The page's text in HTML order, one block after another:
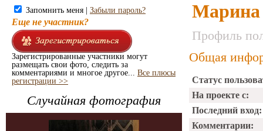
Запомнить меня | Забыли пароль?
Еще не участник?
Зарегистрированные участники могут
размещать свои фото, следить за
комментариями и многое другое... Все плюсы
регистрации >>
Случайная фотография
Марина
Профиль
Общая
Статус
На проекте с:
Последний вход:
Комментарии: